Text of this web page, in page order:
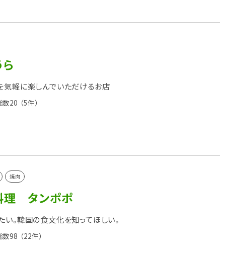
気軽に楽しんでいただけるお店
数20 （5件）
焼肉
理 タンポポ
。韓国の食文化を知ってほしい。
数98 （22件）